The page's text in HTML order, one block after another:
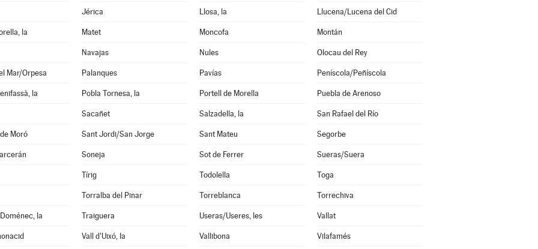
Jérica Llosa, la Llucena/Lucena del Cid
la Matet Moncofa Montán
Navajas Nules Olocau del Rey
Mar/Orpesa Palanques Pavías Peníscola/Peñíscola
la Pobla Tornesa, la Portell de Morella Puebla de Arenoso
Sacañet Salzadella, la San Rafael del Río
Moró Sant Jordi/San Jorge Sant Mateu Segorbe
Soneja Sot de Ferrer Sueras/Suera
Tírig Todolella Toga
Torralba del Pinar Torreblanca Torrechiva
la Traiguera Useras/Useres, les Vallat
Vall d'Uixó, la Vallibona Vilafamés